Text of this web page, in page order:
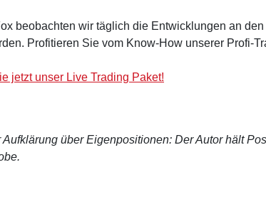
beobachten wir täglich die Entwicklungen an
Profitieren Sie vom Know-How unserer Profi-
jetzt unser Live Trading Paket!
über Eigenpositionen: Der Autor hält